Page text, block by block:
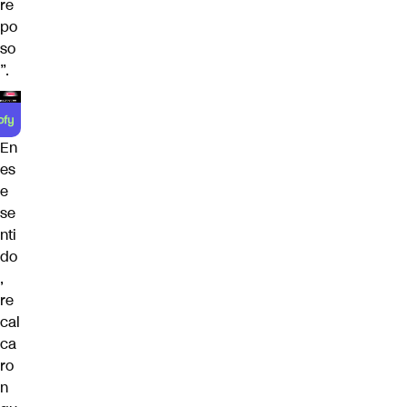
re
po
so
”.
En
es
e
se
nti
do
,
re
cal
ca
ro
n